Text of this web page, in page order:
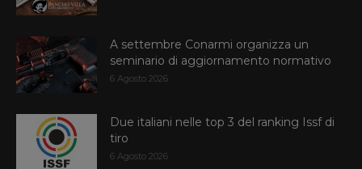
A settembre Conarmi organizza un
seminario di aggiornamento normativo
6 Agosto 2026
Due italiani nelle top 3 del ranking Issf di
tiro
6 Agosto 2026